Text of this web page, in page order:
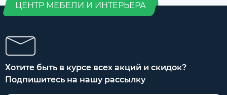
ЦЕНТР МЕБЕЛИ И ИНТЕРЬЕРА
Хотите быть в курсе всех акций и скидок?
Подпишитесь на нашу рассылку